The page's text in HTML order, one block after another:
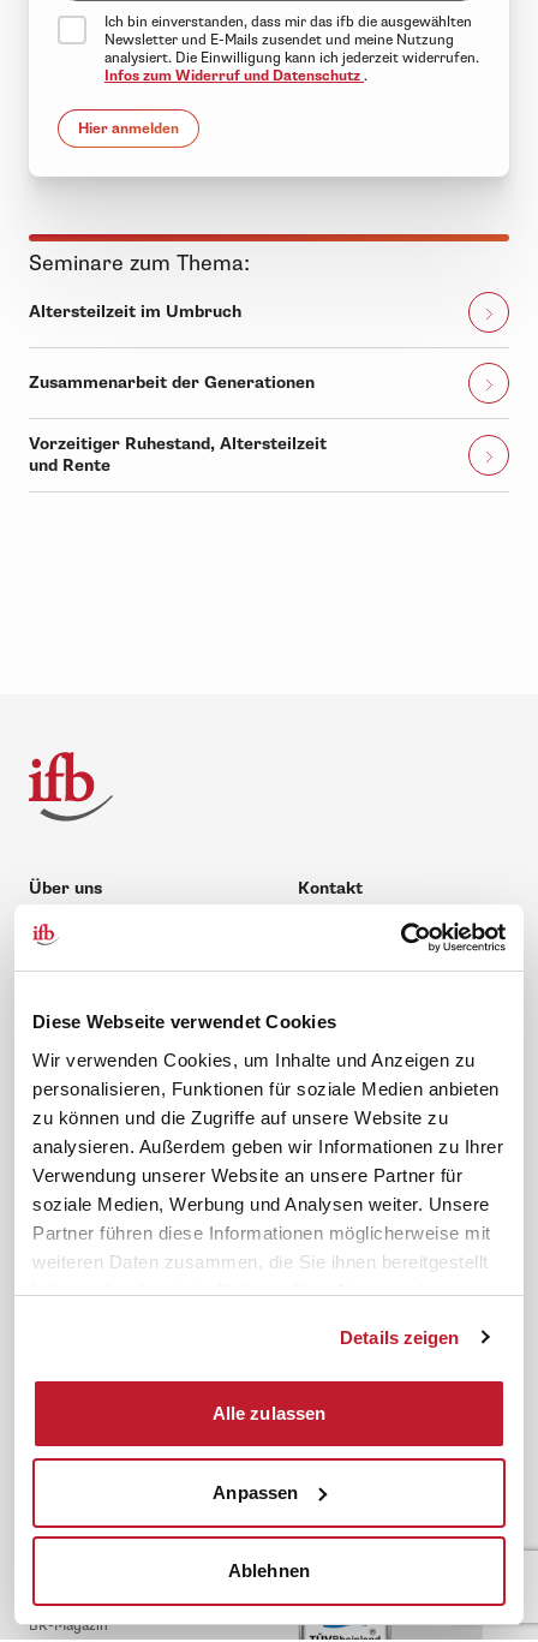
Diese Webseite verwendet Cookies
Wir verwenden Cookies, um Inhalte und Anzeigen zu
personalisieren, Funktionen für soziale Medien anbieten
zu können und die Zugriffe auf unsere Website zu
analysieren. Außerdem geben wir Informationen zu Ihrer
Verwendung unserer Website an unsere Partner für
soziale Medien, Werbung und Analysen weiter. Unsere
Partner führen diese Informationen möglicherweise mit
weiteren Daten zusammen, die Sie ihnen bereitgestellt
haben oder die sie im Rahmen Ihrer Nutzung der
Details zeigen
Alle zulassen
Anpassen
Ablehnen
Ich bin einverstanden, dass mir das ifb die ausgewählten
Newsletter und E-Mails zusendet und meine Nutzung
analysiert. Die Einwilligung kann ich jederzeit widerrufen.
Infos zum Widerruf und Datenschutz .
Hier anmelden
Seminare zum Thema:
Altersteilzeit im Umbruch
Zusammenarbeit der Generationen
Vorzeitiger Ruhestand, Altersteilzeit
und Rente
Über uns
Unternehmen
Gute Gründe für das ifb
Karriere
Kontakt
Übersicht Beratung
Schulungsberatung
Service
Newsletter
Bahn Sondertarif
meinifb
Themen
Betriebsrat gründen
BEM
Rhetorik
BR-Wahl
SBV-Wahl
News. Wissen. Themen.
BR-Magazin
Folgen Sie uns
Sicherheit durch geprüfte